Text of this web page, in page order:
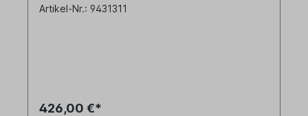
Artikel-Nr.: 9431311
426,00 €*